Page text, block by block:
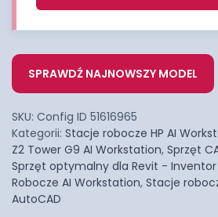
SPRAWDŹ NAJNOWSZY MODEL
SKU: Config ID 51616965
Kategorii: Stacje robocze HP AI
Z2 Tower G9 AI Workstation, Sprzęt
Sprzęt optymalny dla Revit -
Robocze AI Workstation, Stacje
AutoCAD